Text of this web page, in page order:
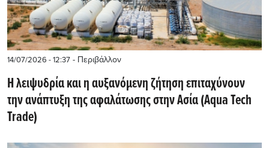
14/07/2026 - 12:37 - Περιβάλλον
Η λειψυδρία και η αυξανόμενη ζήτηση επιταχύνουν
την ανάπτυξη της αφαλάτωσης στην Ασία (Aqua Tech
Trade)